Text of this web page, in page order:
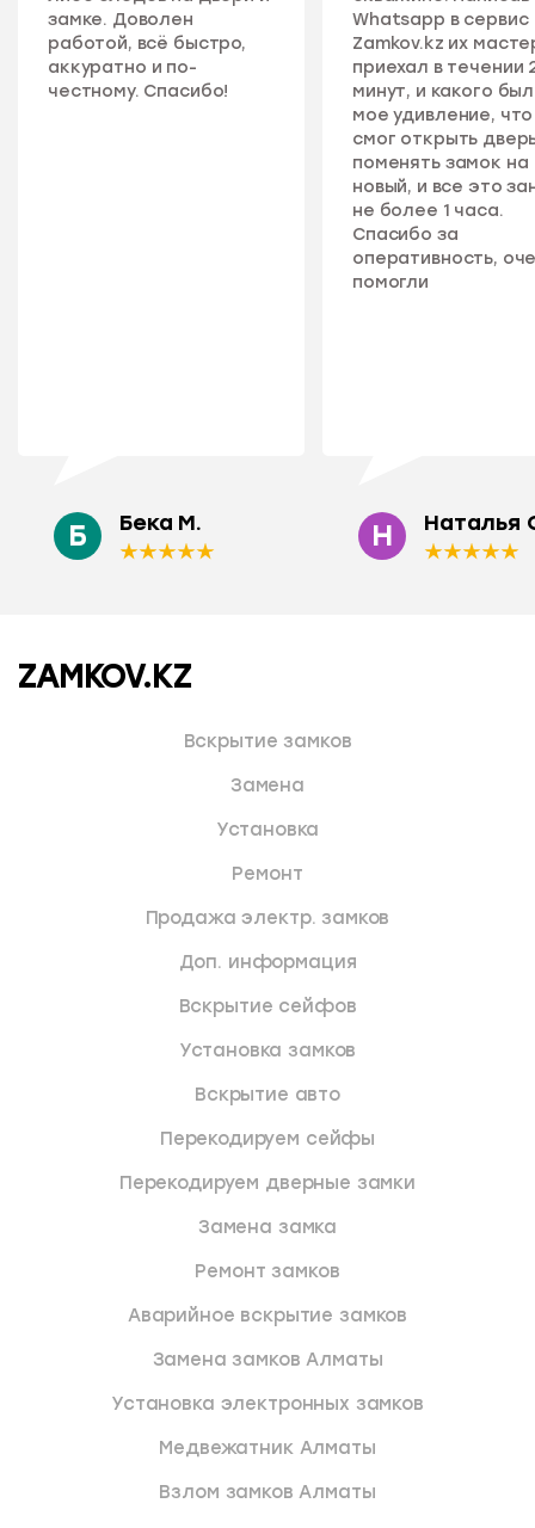
замке. Доволен
работой, всё быстро,
аккуратно и по-
честному. Спасибо!
Б Бека М.
Whatsapp в сервис
Zamkov.kz их
приехал в течении
минут, и какого
мое удивление,
смог открыть
поменять замок на
новый, и все это
не более 1 часа.
Спасибо за
оперативность,
помогли
Н Наталья
ZAMKOV.KZ
Вскрытие замков
Замена
Установка
Ремонт
Продажа электр. замков
Доп. информация
Вскрытие сейфов
Установка замков
Вскрытие авто
Перекодируем сейфы
Перекодируем дверные замки
Замена замка
Ремонт замков
Аварийное вскрытие замков
Замена замков Алматы
Установка электронных замков
Медвежатник Алматы
Взлом замков Алматы